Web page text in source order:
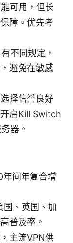
可用，但长
障。优先考
不同规定，
避免在敏感
择信誉良好
启Kill Switch
器。
间年复合增
国、英国、加
普及率。
主流VPN供